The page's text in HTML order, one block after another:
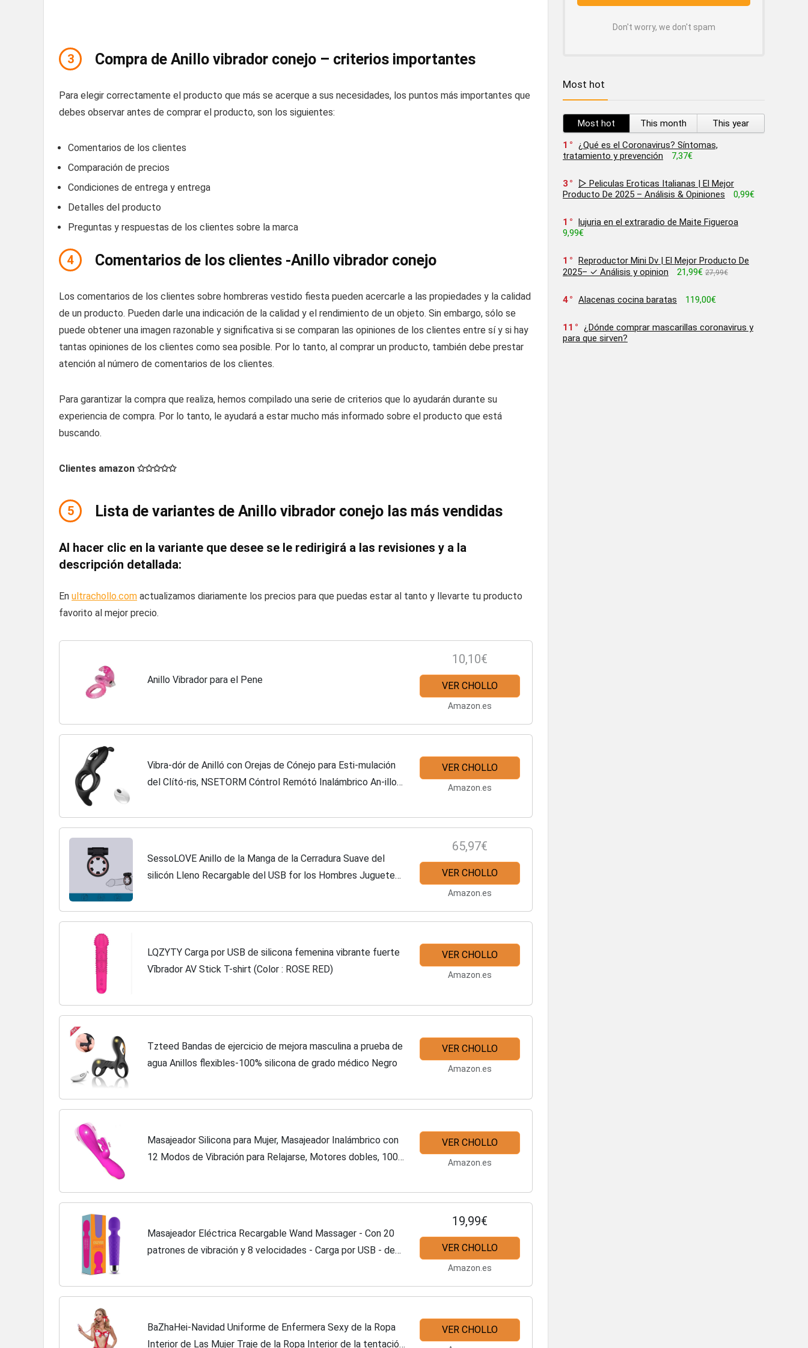
3 Compra de Anillo vibrador conejo – criterios importantes
Para elegir correctamente el producto que más se acerque a sus necesidades, los puntos más importantes que
debes observar antes de comprar el producto, son los siguientes:
Comentarios de los clientes
Comparación de precios
Condiciones de entrega y entrega
Detalles del producto
Preguntas y respuestas de los clientes sobre la marca
4 Comentarios de los clientes -Anillo vibrador conejo
Los comentarios de los clientes sobre hombreras vestido fiesta pueden acercarle a las propiedades y la calidad
de un producto. Pueden darle una indicación de la calidad y el rendimiento de un objeto. Sin embargo, sólo se
puede obtener una imagen razonable y significativa si se comparan las opiniones de los clientes entre sí y si hay
tantas opiniones de los clientes como sea posible. Por lo tanto, al comprar un producto, también debe prestar
atención al número de comentarios de los clientes.
Para garantizar la compra que realiza, hemos compilado una serie de criterios que lo ayudarán durante su
experiencia de compra. Por lo tanto, le ayudará a estar mucho más informado sobre el producto que está
buscando.
Clientes amazon ✩✩✩✩✩
5 Lista de variantes de Anillo vibrador conejo las más vendidas
Al hacer clic en la variante que desee se le redirigirá a las revisiones y a la
descripción detallada:
En ultrachollo.com actualizamos diariamente los precios para que puedas estar al tanto y llevarte tu producto
favorito al mejor precio.
Anillo Vibrador para el Pene
10,10€
VER CHOLLO
Amazon.es
Vibra-dór de Anilló con Orejas de Cónejo para Esti-mulación
del Clító-ris, NSETORM Cóntrol Remótó Inalámbrico An-illo
VER CHOLLO
Amazon.es
SessoLOVE Anillo de la Manga de la Cerradura Suave del
silicón Lleno Recargable del USB for los Hombres Juguete
65,97€
VER CHOLLO
Amazon.es
LQZYTY Carga por USB de silicona femenina vibrante fuerte
Vībrador AV Stick T-shirt (Color : ROSE RED)
VER CHOLLO
Amazon.es
Tzteed Bandas de ejercicio de mejora masculina a prueba de
agua Anillos flexibles-100% silicona de grado médico Negro
VER CHOLLO
Amazon.es
Masajeador Silicona para Mujer, Masajeador Inalámbrico con
12 Modos de Vibración para Relajarse, Motores dobles, 100%
VER CHOLLO
Amazon.es
Masajeador Eléctrica Recargable Wand Massager - Con 20
patrones de vibración y 8 velocidades - Carga por USB - de
19,99€
VER CHOLLO
Amazon.es
BaZhaHei-Navidad Uniforme de Enfermera Sexy de la Ropa
Interior de Las Mujer Traje de la Ropa Interior de la tentación
VER CHOLLO
Don't worry, we don't spam
Most hot
Most hot This month
This year
1
¿Qué es el Coronavirus? Síntomas,
tratamiento y prevención
7,37€
3
▷ Peliculas Eroticas Italianas | El Mejor
Producto De 2025 – Análisis & Opiniones
0,99€
1
lujuria en el extraradio de Maite Figueroa
9,99€
1
Reproductor Mini Dv | El Mejor Producto De
2025– ✓ Análisis y opinion
21,99€ 27,99€
4 Alacenas cocina baratas 119,00€
11
¿Dónde comprar mascarillas coronavirus y
para que sirven?